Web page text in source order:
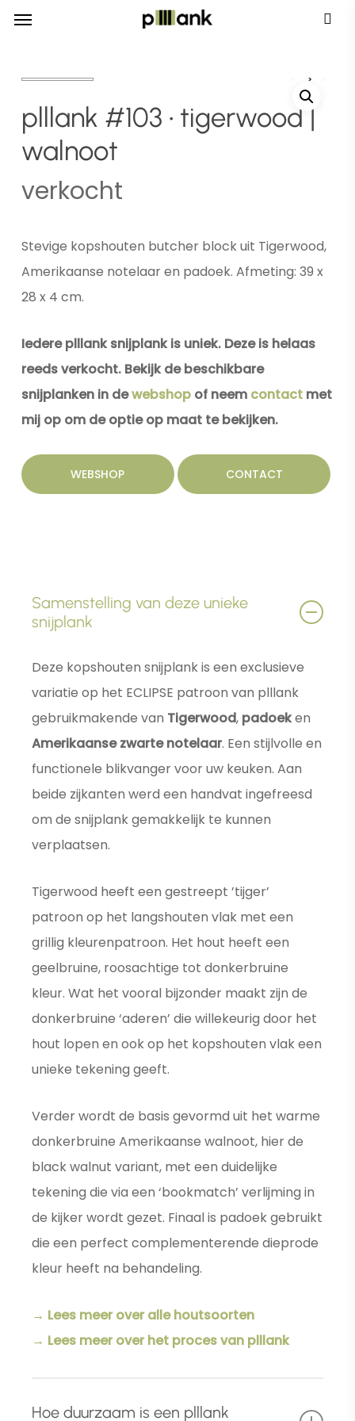
SkipMenu
plllank #103 • tigerwood |
walnoot
verkocht
Stevige kopshouten butcher block uit Tigerwood,
Amerikaanse notelaar en padoek. Afmeting: 39 x
28 x 4 cm.
Iedere plllank snijplank is uniek. Deze is helaas
reeds verkocht. Bekijk de beschikbare
snijplanken in dewebshopof neem contactmet
mij op om de optie op maat te bekijken.
WEBSHOP CONTACT
Samenstelling van deze unieke
snijplank
Deze kopshouten snijplank is een exclusieve
variatie op het ECLIPSE patroon van plllank
gebruikmakende van Tigerwood, padoeken
Amerikaanse zwarte notelaar. Een stijlvolle en
functionele blikvanger voor uw keuken. Aan
beide zijkanten werd een handvat ingefreesd
om de snijplank gemakkelijk te kunnen
verplaatsen.
Tigerwood heeft een gestreept ’tijger’
patroon op het langshouten vlak met een
grillig kleurenpatroon. Het hout heeft een
geelbruine, roosachtige tot donkerbruine
kleur. Wat het vooral bijzonder maakt zijn de
donkerbruine ‘aderen’ die willekeurig door het
hout lopen en ook op het kopshouten vlak een
unieke tekening geeft.
Verder wordt de basis gevormd uit het warme
donkerbruine Amerikaanse walnoot, hier de
black walnut variant, met een duidelijke
tekening die via een ‘bookmatch’ verlijming in
de kijker wordt gezet. Finaal is padoek gebruikt
die een perfect complementerende dieprode
kleur heeft na behandeling.
→ Lees meer over alle houtsoorten
→ Lees meer over het proces van plllank
Hoe duurzaam is een plllank
Menu